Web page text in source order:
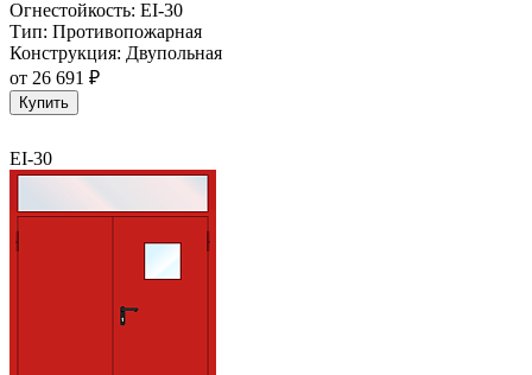
Огнестойкость: EI-30
Тип: Противопожарная
Конструкция: Двупольная
от 26 691 ₽
Купить
EI-30